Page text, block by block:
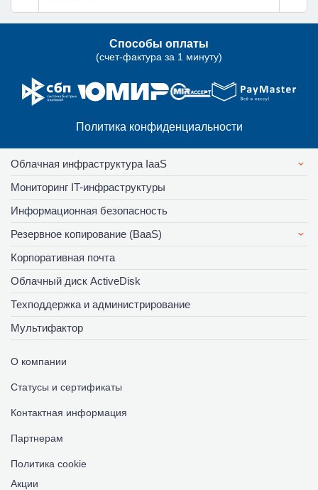
Способы оплаты
(счет-фактура за 1 минуту)
Политика конфиденциальности
Облачная инфраструктура IaaS
Мониторинг IT-инфраструктуры
Информационная безопасность
Резервное копирование (BaaS)
Корпоративная почта
Облачный диск ActiveDisk
Техподдержка и администрирование
Мультифактор
О компании
Статусы и сертификаты
Контактная информация
Партнерам
Политика cookie
Акции